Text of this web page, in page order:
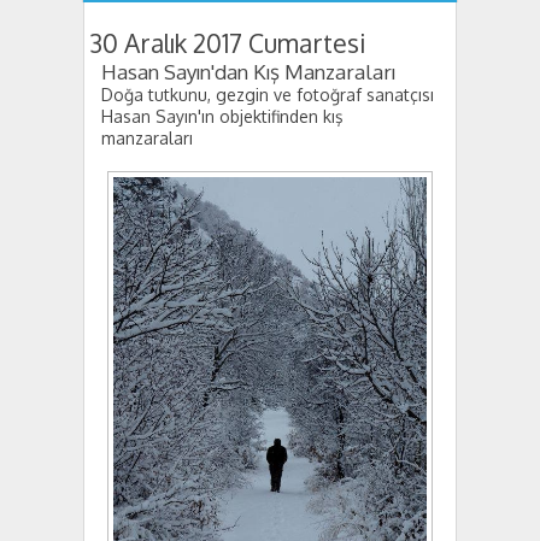
10:15 AM
Hadim Gezlevi Spor Antalya Yolunda
10:29 PM Hasan Sayın'dan Kar Manzaraları
10:24 PM Özer Kamil'den Hadim Yaylaları
10:16 PM
Mehmet Güvercin'den Çukuryurt Manzaraları
10:40 AM
AK Parti Konya İl Başkanı Hasan Angı Hadim'de
30 Aralık 2017 Cumartesi
Hasan Sayın'dan Kış Manzaraları
Doğa tutkunu, gezgin ve fotoğraf sanatçısı
Hasan Sayın'ın objektifinden kış
manzaraları